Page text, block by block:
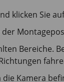
klicken Sie
Bereiche.
die Kamera